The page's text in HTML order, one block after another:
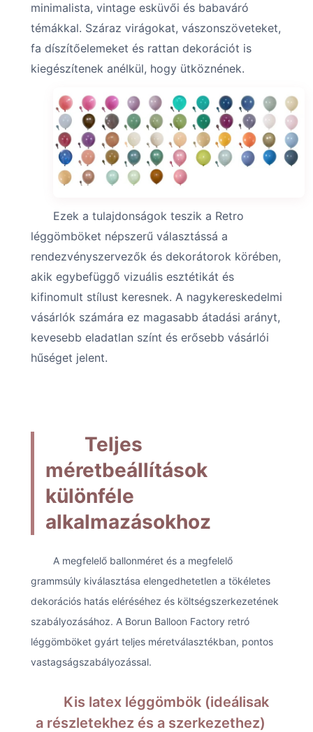
minimalista, vintage esküvői és babaváró
témákkal. Száraz virágokat, vászonszöveteket,
fa díszítőelemeket és rattan dekorációt is
kiegészítenek anélkül, hogy ütköznének.
Ezek a tulajdonságok teszik a Retro
léggömböket népszerű választássá a
rendezvényszervezők és dekorátorok körében,
akik egybefüggő vizuális esztétikát és
kifinomult stílust keresnek. A nagykereskedelmi
vásárlók számára ez magasabb átadási arányt,
kevesebb eladatlan színt és erősebb vásárlói
hűséget jelent.
Teljes
méretbeállítások
különféle
alkalmazásokhoz
A megfelelő ballonméret és a megfelelő
grammsúly kiválasztása elengedhetetlen a tökéletes
dekorációs hatás eléréséhez és költségszerkezetének
szabályozásához. A Borun Balloon Factory retró
léggömböket gyárt teljes méretválasztékban, pontos
vastagságszabályozással.
Kis latex léggömbök (ideálisak
a részletekhez és a szerkezethez)